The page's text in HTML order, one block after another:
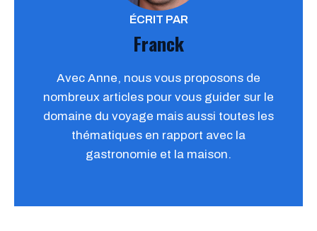
ÉCRIT PAR
Franck
Avec Anne, nous vous proposons de
nombreux articles pour vous guider sur le
domaine du voyage mais aussi toutes les
thématiques en rapport avec la
gastronomie et la maison.